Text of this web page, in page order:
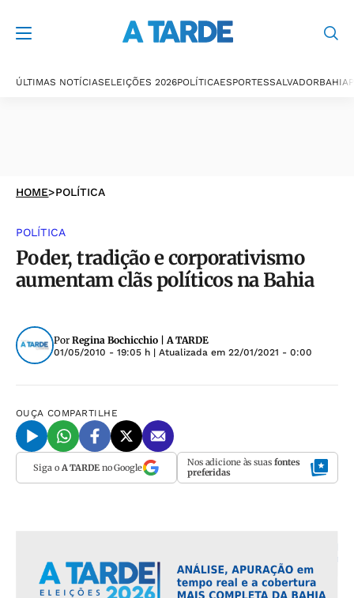
ÚLTIMAS NOTÍCIASELEIÇÕES 2026POLÍTICAESPORTESSALVADORBAHIA
HOME>POLÍTICA
POLÍTICA
Poder, tradição e corporativismo
aumentam clãs políticos na Bahia
Por Regina Bochicchio | A TARDE
01/05/2010 - 19:05 h | Atualizada em 22/01/2021 - 0:00
OUÇA COMPARTILHE
Siga o A TARDEno Google Nos adicione às suas fontes
preferidas